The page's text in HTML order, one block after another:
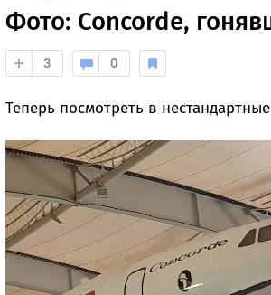
Фото: Concorde,
3 0
Теперь посмотреть в